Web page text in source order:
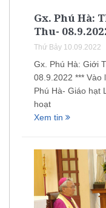
Gx. Phú Hà:
Thu-
Thứ Bảy 10.09.2022
Gx. Phú Hà: Giới
08.9.2022 *** Vào
Phú Hà- Giáo hạt
hoạt
Xem tin